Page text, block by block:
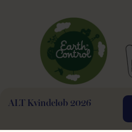
ALT Kvindeløb 2026